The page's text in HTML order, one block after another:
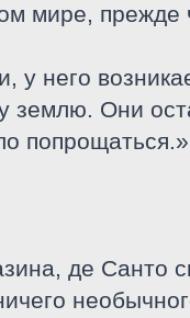
мире,
у него
Они
попрощаться.»
де Санто